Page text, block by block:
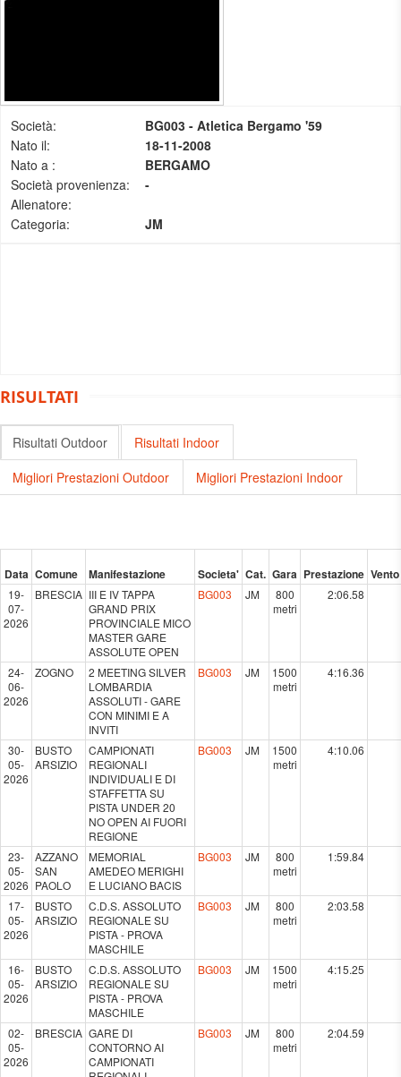
Società:
BG003 - Atletica Bergamo '59
Nato il:
18-11-2008
Nato a :
BERGAMO
Società provenienza:
-
Allenatore:
Categoria:
JM
RISULTATI
Risultati Outdoor
Risultati Indoor
Migliori Prestazioni Outdoor
Migliori Prestazioni Indoor
Data Comune Manifestazione Societa' Cat. Gara Prestazione Vento
19-
07-
2026
BRESCIA III E IV TAPPA
GRAND PRIX
PROVINCIALE MICO
MASTER GARE
ASSOLUTE OPEN
BG003 JM
800
metri
2:06.58
24-
06-
2026
ZOGNO
2 MEETING SILVER
LOMBARDIA
ASSOLUTI - GARE
CON MINIMI E A
INVITI
BG003 JM
1500
metri
4:16.36
30-
05-
2026
BUSTO
ARSIZIO
CAMPIONATI
REGIONALI
INDIVIDUALI E DI
STAFFETTA SU
PISTA UNDER 20
NO OPEN AI FUORI
REGIONE
BG003 JM
1500
metri
4:10.06
23-
05-
2026
AZZANO
SAN
PAOLO
MEMORIAL
AMEDEO MERIGHI
E LUCIANO BACIS
BG003 JM
800
metri
1:59.84
17-
05-
2026
BUSTO
ARSIZIO
C.D.S. ASSOLUTO
REGIONALE SU
PISTA - PROVA
MASCHILE
BG003 JM
800
metri
2:03.58
16-
05-
2026
BUSTO
ARSIZIO
C.D.S. ASSOLUTO
REGIONALE SU
PISTA - PROVA
MASCHILE
BG003 JM
1500
metri
4:15.25
02-
05-
2026
BRESCIA GARE DI
CONTORNO AI
CAMPIONATI
BG003 JM
800
metri
2:04.59